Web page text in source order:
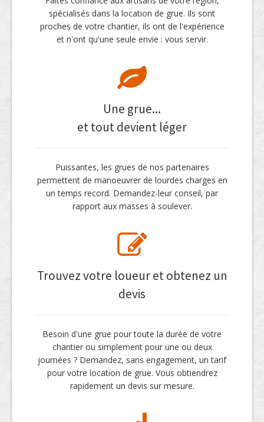
spécialisés dans la location de grue. Ils sont
proches de votre chantier, ils ont de l'expérience
et n'ont qu'une seule envie : vous servir.
Une grue...
et tout devient léger
Puissantes, les grues de nos partenaires
permettent de manoeuvrer de lourdes charges en
un temps record. Demandez-leur conseil, par
rapport aux masses à soulever.
Trouvez votre loueur et obtenez un
devis
Besoin d'une grue pour toute la durée de votre
chantier ou simplement pour une ou deux
journées ? Demandez, sans engagement, un tarif
pour votre location de grue. Vous obtiendrez
rapidement un devis sur mesure.